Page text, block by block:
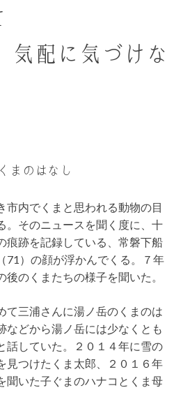
気配に気づけな
まのはなし
内でくまと思われる動物の目
。そのニュースを聞く度に、十
痕跡を記録している、常磐下船
71）の顔が浮かんでくる。７年
のくまたちの様子を聞いた。
三浦さんに湯ノ岳のくまのは
などから湯ノ岳には少なくとも
話していた。２０１４年に雪の
見つけたくま太郎、２０１６年
聞いた子ぐまのハナコとくま母